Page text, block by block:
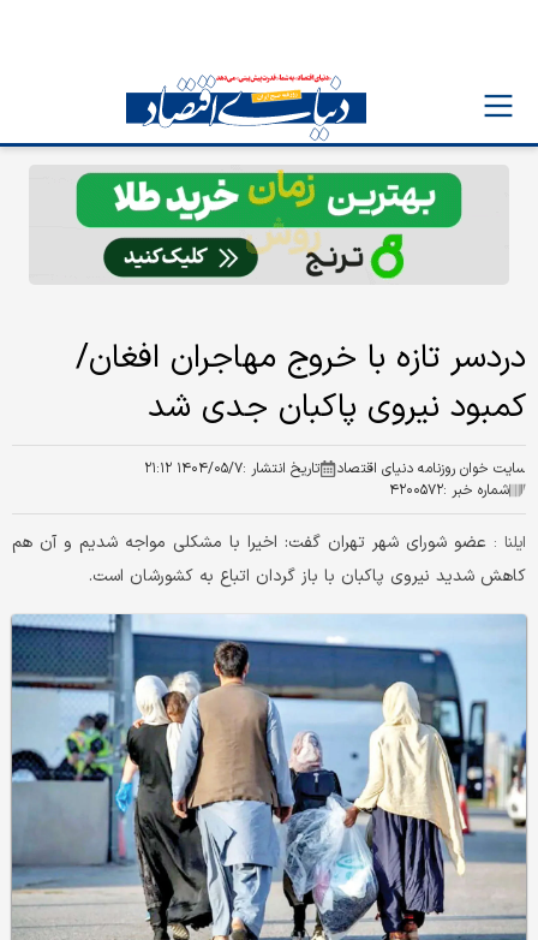
دردسر تازه با خروج مهاجران افغان/
کمبود نیروی پاکبان جدی شد
سایت خوان روزنامه دنیای اقتصاد تاریخ انتشار :۱۴۰۴/۰۵/۷ ۲۱:۱۲
شماره خبر :۴۲۰۰۵۷۲
ایلنا : عضو شورای شهر تهران گفت: اخیرا با مشکلی مواجه شدیم و آن هم
کاهش شدید نیروی پاکبان با باز گردان اتباع به کشورشان است.